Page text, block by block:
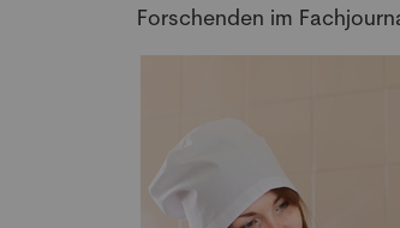
Forschenden im